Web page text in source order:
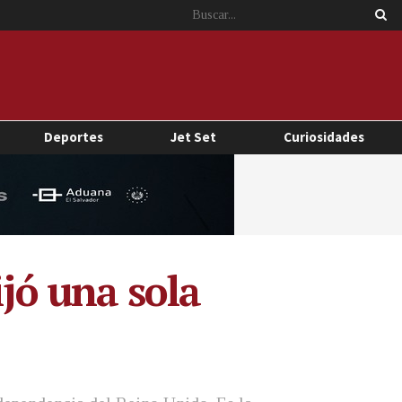
Deportes Jet Set Curiosidades
una sola